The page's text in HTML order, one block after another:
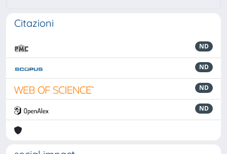
Citazioni
ND
ND
ND
ND